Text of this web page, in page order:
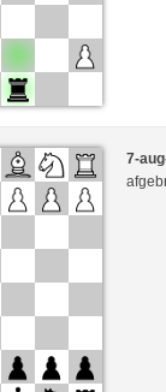
(+11)
(-11)
7-